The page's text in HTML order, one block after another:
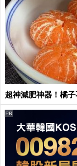
超神減肥神器！橘
PR